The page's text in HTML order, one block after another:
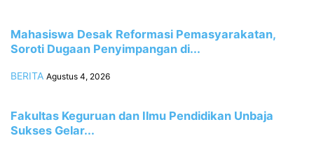
Mahasiswa Desak Reformasi Pemasyarakatan,
Soroti Dugaan Penyimpangan di...
BERITA Agustus 4, 2026
Fakultas Keguruan dan Ilmu Pendidikan Unbaja
Sukses Gelar...